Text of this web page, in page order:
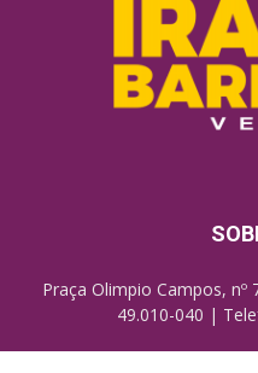
Praça Olimpio Campos, nº
49.010-040 |